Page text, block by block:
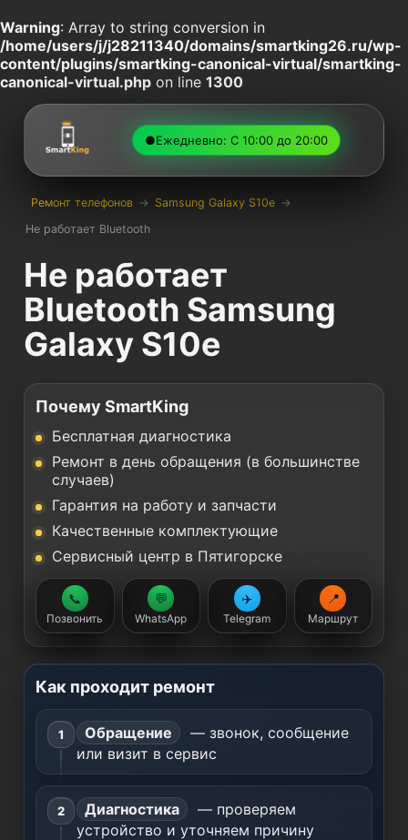
Warning: Array to string conversion in
/home/users/j/j28211340/domains/smartking26.ru/wp-
content/plugins/smartking-canonical-virtual/smartking-
canonical-virtual.php on line 1300
●Ежедневно: С 10:00 до 20:00
Ремонт телефонов → Samsung Galaxy S10e →
Не работает Bluetooth
Не работает
Bluetooth Samsung
Galaxy S10e
Почему SmartKing
Бесплатная диагностика
Ремонт в день обращения (в большинстве
случаев)
Гарантия на работу и запчасти
Качественные комплектующие
Сервисный центр в Пятигорске
📞
Позвонить
💬
WhatsApp
✈️
Telegram
📍
Маршрут
Как проходит ремонт
Обращение
— звонок, сообщение
или визит в сервис
Диагностика
— проверяем
устройство и уточняем причину